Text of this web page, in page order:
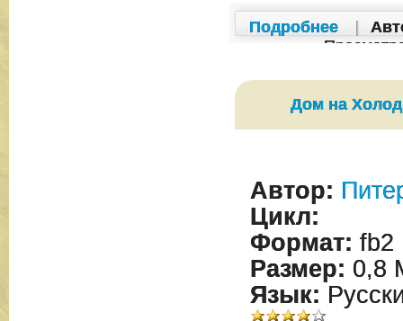
Подробнее
Дом на
Автор:
Цикл:
Формат: fb2
Размер: 0,8
Язык: